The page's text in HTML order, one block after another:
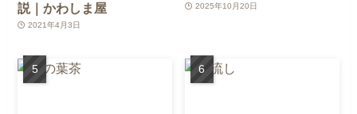
説｜かわしま屋
2021年4月3日
2025年10月20日